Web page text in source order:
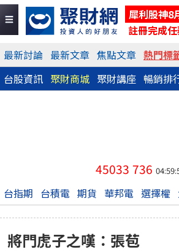
犀利股神8
註冊完成
最新討論 最新文章 焦點文章 熱門標
台股資訊 聚財商城 聚財講座 暢銷排
45033 736
台指期 台積電 期貨 華邦電 選擇權
將門虎子之嘆：張苞